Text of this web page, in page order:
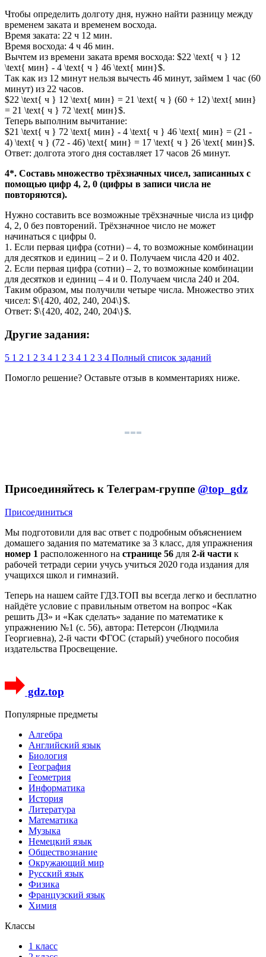
Чтобы определить долготу дня, нужно найти разницу между
временем заката и временем восхода.
Время заката: 22 ч 12 мин.
Время восхода: 4 ч 46 мин.
Вычтем из времени заката время восхода: $22 \text{ ч } 12
\text{ мин} - 4 \text{ ч } 46 \text{ мин}$.
Так как из 12 минут нельзя вычесть 46 минут, займем 1 час (60
минут) из 22 часов.
$22 \text{ ч } 12 \text{ мин} = 21 \text{ ч } (60 + 12) \text{ мин}
= 21 \text{ ч } 72 \text{ мин}$.
Теперь выполним вычитание:
$21 \text{ ч } 72 \text{ мин} - 4 \text{ ч } 46 \text{ мин} = (21 -
4) \text{ ч } (72 - 46) \text{ мин} = 17 \text{ ч } 26 \text{ мин}$.
Ответ: долгота этого дня составляет 17 часов 26 минут.
4*. Составь множество трёхзначных чисел, записанных с
помощью цифр 4, 2, 0 (цифры в записи числа не
повторяются).
Нужно составить все возможные трёхзначные числа из цифр
4, 2, 0 без повторений. Трёхзначное число не может
начинаться с цифры 0.
1. Если первая цифра (сотни) – 4, то возможные комбинации
для десятков и единиц – 2 и 0. Получаем числа 420 и 402.
2. Если первая цифра (сотни) – 2, то возможные комбинации
для десятков и единиц – 4 и 0. Получаем числа 240 и 204.
Таким образом, мы получили четыре числа. Множество этих
чисел: $\{420, 402, 240, 204\}$.
Ответ: $\{420, 402, 240, 204\}$.
Другие задания:
5 1 2 1 2 3 4 1 2 3 4 1 2 3 4 Полный список заданий
Помогло решение? Оставьте отзыв в комментариях ниже.
Присоединяйтесь к Телеграм-группе @top_gdz
Присоединиться
Мы подготовили для вас ответ c подробным объяснением
домашего задания по математике за 3 класс, для упражнения
номер 1 расположенного на странице 56 для 2-й части к
рабочей тетради серии учусь учиться 2020 года издания для
учащихся школ и гимназий.
Теперь на нашем сайте ГДЗ.ТОП вы всегда легко и бесплатно
найдёте условие с правильным ответом на вопрос «Как
решить ДЗ» и «Как сделать» задание по математике к
упражнению №1 (с. 56), автора: Петерсон (Людмила
Георгиевна), 2-й части ФГОС (старый) учебного пособия
издательства Просвещение.
gdz.top
Популярные предметы
Алгебра
Английский язык
Биология
География
Геометрия
Информатика
История
Литература
Математика
Музыка
Немецкий язык
Обществознание
Окружающий мир
Русский язык
Физика
Французский язык
Химия
Классы
1 класс